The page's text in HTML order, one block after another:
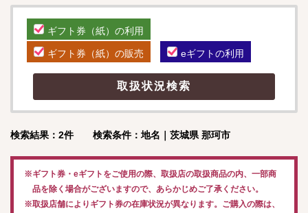
ギフト券（紙）の利用
ギフト券（紙）の販売 eギフトの利用
検索結果：2件 検索条件：地名｜茨城県 那珂市
※ギフト券・eギフトをご使用の際、取扱店の取扱商品の内、一部商
品を除く場合がございますので、あらかじめご了承ください。
※取扱店舗によりギフト券の在庫状況が異なります。ご購入の際は、